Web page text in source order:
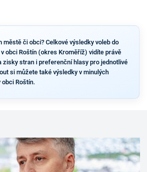
městě či obci? Celkové výsledky voleb do
obci Roštín (okres Kroměříž) vidíte právě
zisky stran i preferenční hlasy pro jednotlivé
si můžete také výsledky v minulých
obci Roštín.